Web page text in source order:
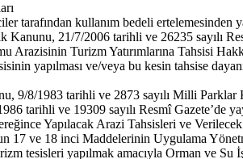
tarafından kullanım bedeli ertelemesinden
21/7/2006 tarihli ve 26235 sayılı
Arazisinin Turizm Yatırımlarına Tahsisi
yapılması ve/veya bu kesin tahsise
9/8/1983 tarihli ve 2873 sayılı Milli
tarihli ve 19309 sayılı Resmî Gazete’de
Yapılacak Arazi Tahsisleri ve
17 ve 18 inci Maddelerinin Uygulama
tesisleri yapılmak amacıyla Orman ve